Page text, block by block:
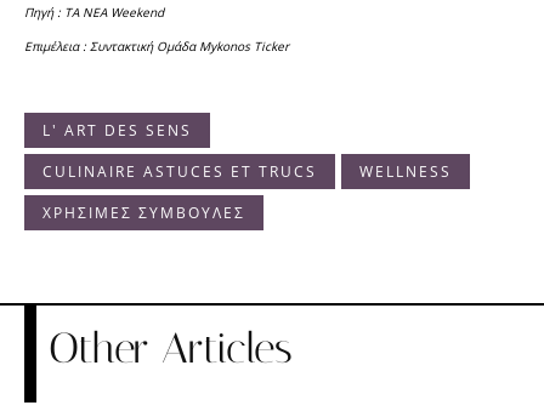
Πηγή : ΤΑ ΝΕΑ Weekend
Επιμέλεια : Συντακτική Ομάδα Mykonos Ticker
L' ART DES SENS
CULINAIRE ASTUCES ET TRUCS
WELLNESS
ΧΡΗΣΙΜΕΣ ΣΥΜΒΟΥΛΕΣ
Other Articles